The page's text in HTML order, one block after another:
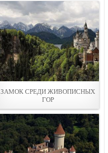
ЗАМОК СРЕДИ ЖИВОПИСНЫХ
ГОР